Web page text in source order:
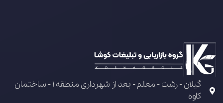
گیلان - رشت - معلم - بعد از شهرداری منطقه 1 - ساختمان
کاوه